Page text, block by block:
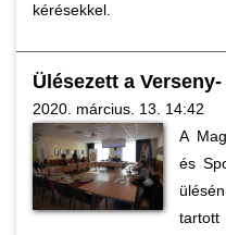
kérésekkel.
Ülésezett a
2020. március. 13. 14:42
A
és